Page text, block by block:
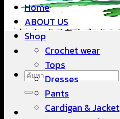
ค้นหา:
Home
ABOUT US
Shop
Crochet wear
Tops
Dresses
Pants
Cardigan & Jacket